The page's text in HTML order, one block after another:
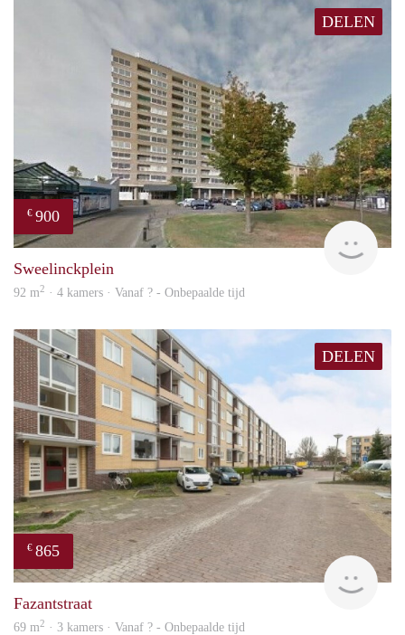
DELEN
€ 900
rent
Sweelinckplein
92 m2 · 4 kamers · Vanaf ? - Onbepaalde tijd
DELEN
€ 865
Fazantstraat
69 m2 · 3 kamers · Vanaf ? - Onbepaalde tijd